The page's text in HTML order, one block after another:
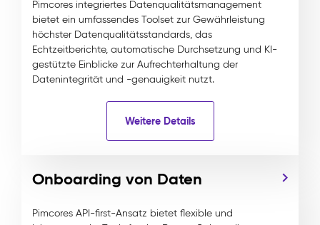
Pimcores integriertes Datenqualitätsmanagement
bietet ein umfassendes Toolset zur Gewährleistung
höchster Datenqualitätsstandards, das
Echtzeitberichte, automatische Durchsetzung und KI-
gestützte Einblicke zur Aufrechterhaltung der
Datenintegrität und -genauigkeit nutzt.
Weitere Details
Onboarding von Daten
Pimcores API-first-Ansatz bietet flexible und